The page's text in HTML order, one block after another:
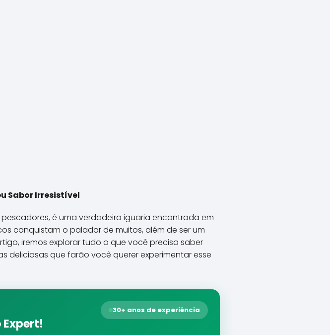
Sabor Irresistível
é uma verdadeira iguaria encontrada em
conquistam o paladar de muitos, além de ser um
iremos explorar tudo o que você precisa saber
deliciosas que farão você querer experimentar esse
30+ anos de experiência